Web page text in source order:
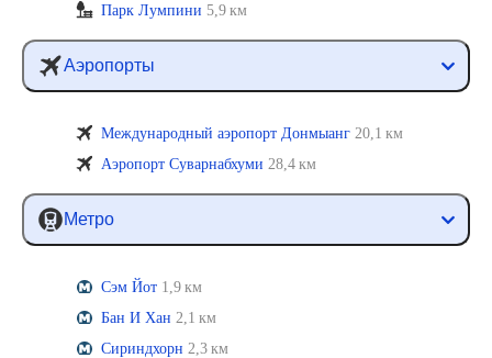
Парк Лумпини 5,9 км
Аэропорты
Международный аэропорт Донмыанг 20,1 км
Аэропорт Суварнабхуми 28,4 км
Метро
Сэм Йот 1,9 км
Бан И Хан 2,1 км
Сириндхорн 2,3 км